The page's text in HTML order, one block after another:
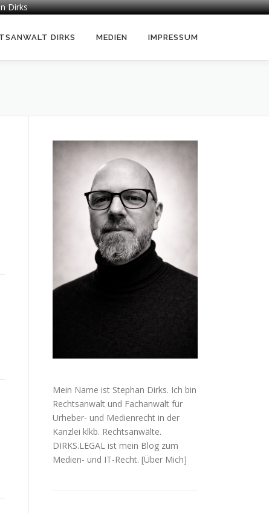
Dirks
DIRKS MEDIEN IMPRESSUM
Mein Name ist Stephan Dirks. Ich bin
Rechtsanwalt und Fachanwalt für
Urheber- und Medienrecht in der
Kanzlei klkb. Rechtsanwälte.
DIRKS.LEGAL ist mein Blog zum
Medien- und IT-Recht. [Über Mich]